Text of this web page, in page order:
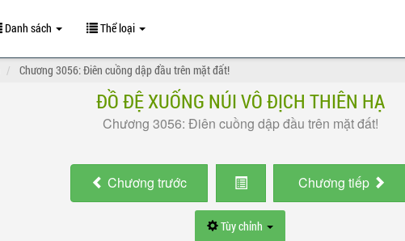
Danh sách Thể loại
Chương 3056: Điên cuồng dập đầu trên mặt đất!
ĐỒ ĐỆ XUỐNG NÚI VÔ ĐỊCH THIÊN HẠ
Chương 3056: Điên cuồng dập đầu trên mặt đất!
Chương trước Chương tiếp
Tùy chỉnh